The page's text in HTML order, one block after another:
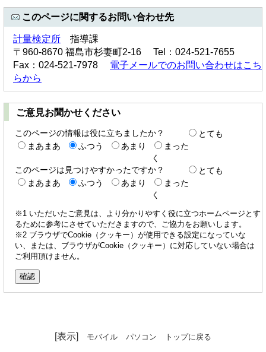
このページに関するお問い合わせ先
計量検定所 指導課
〒960-8670 福島市杉妻町2-16 Tel：024-521-7655
Fax：024-521-7978 電子メールでのお問い合わせはこち
らから
ご意見お聞かせください
このページの情報は役に立ちましたか？
とても
まあまあ
ふつう あまり
まった
く
このページは見つけやすかったですか？
とても
まあまあ
ふつう あまり
まった
く
※1 いただいたご意見は、より分かりやすく役に立つホームページとす
るために参考にさせていただきますので、ご協力をお願いします。
※2 ブラウザでCookie（クッキー）が使用できる設定になっていな
い、または、ブラウザがCookie（クッキー）に対応していない場合は
ご利用頂けません。
[表示] モバイル パソコン トップに戻る